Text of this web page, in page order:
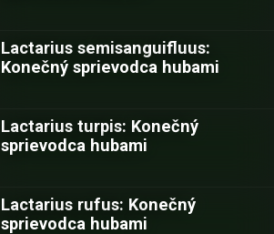
Lactarius semisanguifluus:
Konečný sprievodca hubami
Lactarius turpis: Konečný
sprievodca hubami
Lactarius rufus: Konečný
sprievodca hubami